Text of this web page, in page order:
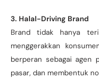
3. Halal-Driving Brand
Brand tidak hanya
menggerakkan
berperan sebagai agen
pasar, dan membentuk